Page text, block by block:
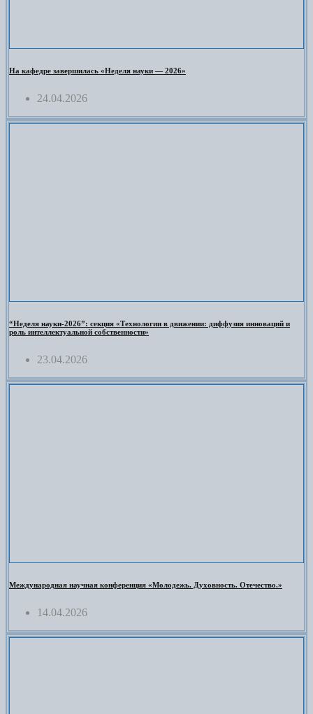
На кафедре завершилась «Неделя науки — 2026»
24.04.2026
“Неделя науки-2026”: секция «Технологии в движении: диффузия инноваций и
роль интеллектуальной собственности»
23.04.2026
Международная научная конференция «Молодежь. Духовность. Отечество.»
14.04.2026